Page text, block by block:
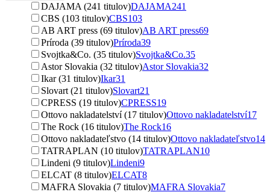
DAJAMA (241 titulov)DAJAMA241
CBS (103 titulov)CBS103
AB ART press (69 titulov)AB ART press69
Príroda (39 titulov)Príroda39
Svojtka&Co. (35 titulov)Svojtka&Co.35
Astor Slovakia (32 titulov)Astor Slovakia32
Ikar (31 titulov)Ikar31
Slovart (21 titulov)Slovart21
CPRESS (19 titulov)CPRESS19
Ottovo nakladatelství (17 titulov)Ottovo nakladatelství17
The Rock (16 titulov)The Rock16
Ottovo nakladateľstvo (14 titulov)Ottovo nakladateľstvo14
TATRAPLAN (10 titulov)TATRAPLAN10
Lindeni (9 titulov)Lindeni9
ELCAT (8 titulov)ELCAT8
MAFRA Slovakia (7 titulov)MAFRA Slovakia7